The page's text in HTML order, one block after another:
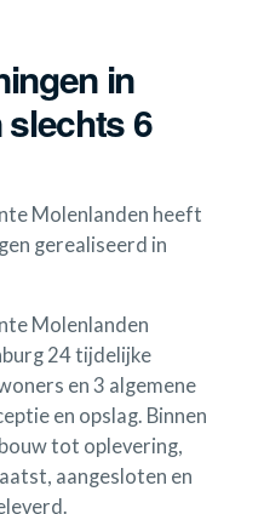
in
6
Molenlanden heeft
gerealiseerd in
Molenlanden
24 tijdelijke
en 3 algemene
en opslag. Binnen
tot oplevering,
aangesloten en